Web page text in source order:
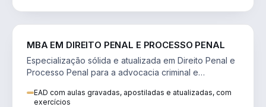
MBA EM DIREITO PENAL E PROCESSO PENAL
Especialização sólida e atualizada em Direito Penal e
Processo Penal para a advocacia criminal e
EAD com aulas gravadas, apostiladas e atualizadas, com
exercícios